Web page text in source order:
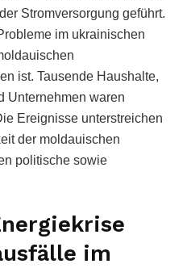
Stromversorgung geführt.
im ukrainischen
ist. Tausende Haushalte,
Unternehmen waren
Ereignisse unterstreichen
der moldauischen
politische sowie
im